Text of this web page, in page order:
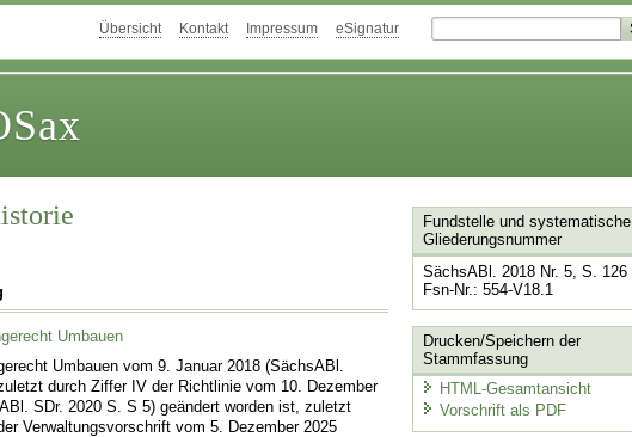
Übersicht Kontakt Impressum eSignatur
Umbauen
Umbauen vom 9. Januar 2018 (SächsABl.
durch Ziffer IV der Richtlinie vom 10. Dezember
SDr. 2020 S. S 5) geändert worden ist, zuletzt
Verwaltungsvorschrift vom 5. Dezember 2025
Fundstelle und systematische
Gliederungsnummer
SächsABl. 2018 Nr. 5, S. 126
Fsn-Nr.: 554-V18.1
Drucken/Speichern der
Stammfassung
HTML-Gesamtansicht
Vorschrift als PDF